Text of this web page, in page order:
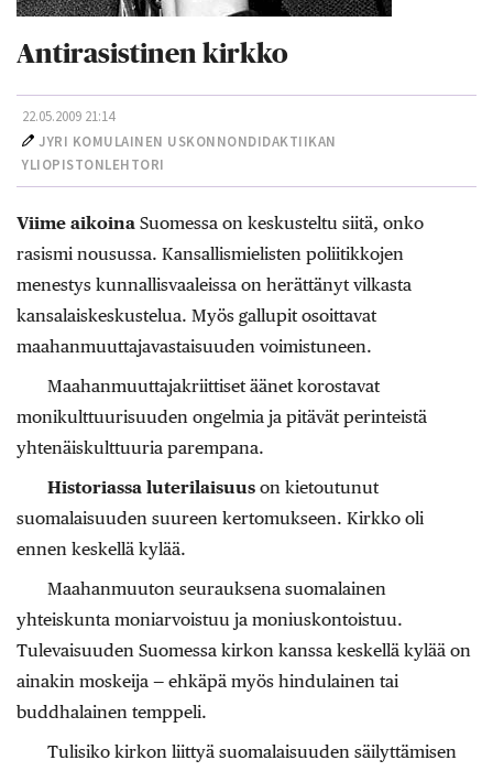
Antirasistinen kirkko
22.05.2009 21:14
JYRI KOMULAINEN USKONNONDIDAKTIIKAN
YLIOPISTONLEHTORI
Viime aikoina Suomessa on keskusteltu siitä, onko
rasismi nousussa. Kansallismielisten poliitikkojen
menestys kunnallisvaaleissa on herättänyt vilkasta
kansalaiskeskustelua. Myös gallupit osoittavat
maahanmuuttajavastaisuuden voimistuneen.
Maahanmuuttajakriittiset äänet korostavat
monikulttuurisuuden ongelmia ja pitävät perinteistä
yhtenäiskulttuuria parempana.
Historiassa luterilaisuus on kietoutunut
suomalaisuuden suureen kertomukseen. Kirkko oli
ennen keskellä kylää.
Maahanmuuton seurauksena suomalainen
yhteiskunta moniarvoistuu ja moniuskontoistuu.
Tulevaisuuden Suomessa kirkon kanssa keskellä kylää on
ainakin moskeija — ehkäpä myös hindulainen tai
buddhalainen temppeli.
Tulisiko kirkon liittyä suomalaisuuden säilyttämisen